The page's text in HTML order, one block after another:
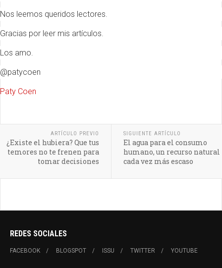
Nos leemos queridos lectores.
Gracias por leer mis artículos.
Los amo.
@patycoen
Paty Coen
ARTÍCULO PREVIO
¿Existe el hubiera? Que tus
temores no te frenen para
tomar decisiones
SIGUIENTE ARTÍCULO
El agua para el consumo
humano, un recurso natural
cada vez más escaso
REDES SOCIALES
FACEBOOK BLOGSPOT ISSU TWITTER YOUTUBE